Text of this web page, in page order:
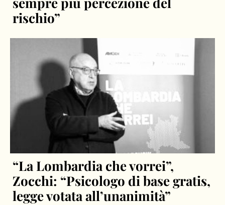
rischio”
“La Lombardia che vorrei”,
Zocchi: “Psicologo di base gratis,
legge votata all’unanimità”